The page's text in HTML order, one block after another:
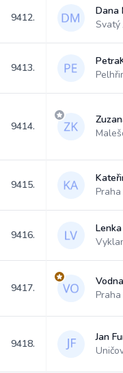
9412.
Dana
Svatý
9413.
9414.
9415.
9416.
9417.
Vodna
9418.
Jan